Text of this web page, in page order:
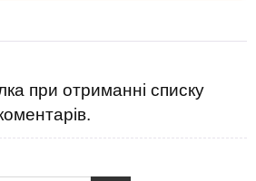
при отриманні списку